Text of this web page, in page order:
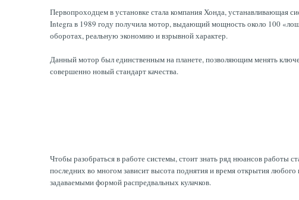
Первопроходцем в установке стала компания Хонда, устанавливающая
Integra в 1989 году получила мотор, выдающий мощность около 100
оборотах, реальную экономию и взрывной характер.
Данный мотор был единственным на планете, позволяющим менять
совершенно новый стандарт качества.
Чтобы разобраться в работе системы, стоит знать ряд нюансов работы
последних во многом зависит высота поднятия и время открытия
задаваемыми формой распредвальных кулачков.